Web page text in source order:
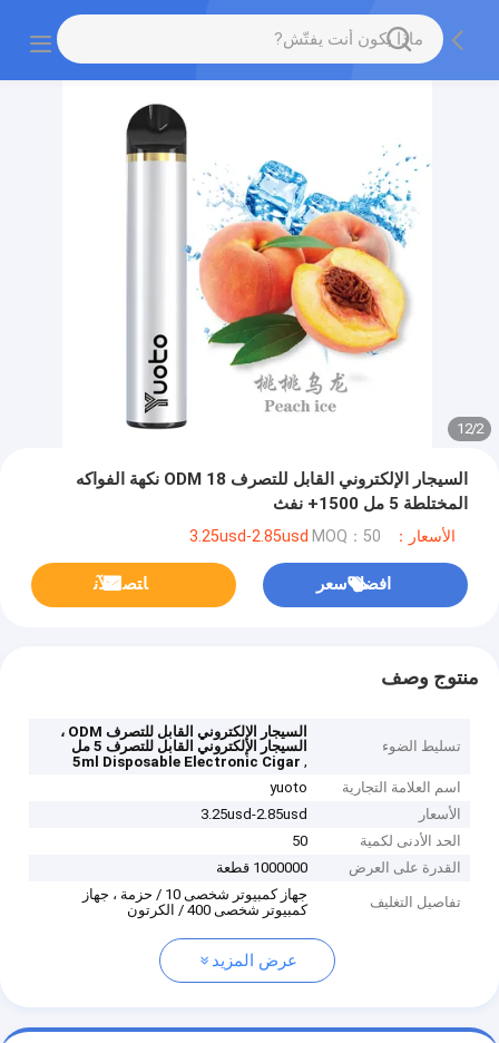
2
/
12
السيجار الإلكتروني القابل للتصرف ODM 18 نكهة الفواكه
المختلطة 5 مل 1500+ نفث
الأسعار：3.25usd-2.85usd MOQ：50
افضل سعر ﺎﺘﺼﻟ ﺍﻶﻧ
منتوج وصف
تسليط الضوء
السيجار الإلكتروني القابل للتصرف ODM ،
السيجار الإلكتروني القابل للتصرف 5 مل
,
5ml Disposable Electronic Cigar
اسم العلامة التجارية
yuoto
الأسعار
3.25usd-2.85usd
الحد الأدنى لكمية
50
القدرة على العرض
1000000 قطعة
تفاصيل التغليف
جهاز كمبيوتر شخصى 10 / حزمة ، جهاز
كمبيوتر شخصى 400 / الكرتون
عرض المزيد